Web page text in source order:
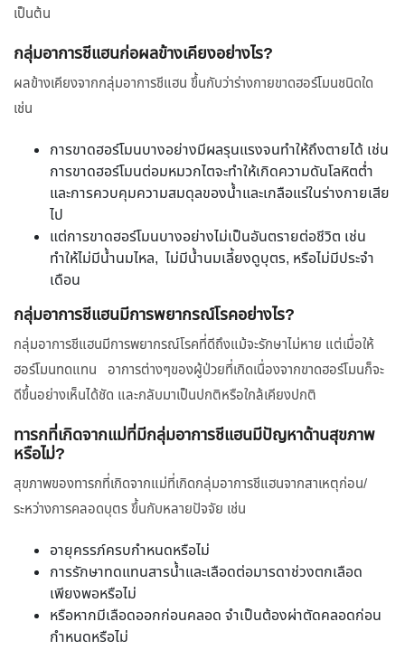
เป็นต้น
กลุ่มอาการชีแฮนก่อผลข้างเคียงอย่างไร?
ผลข้างเคียงจากกลุ่มอาการชีแฮน ขึ้นกับว่าร่างกายขาดฮอร์โมนชนิดใด
เช่น
การขาดฮอร์โมนบางอย่างมีผลรุนแรงจนทำให้ถึงตายได้ เช่น
การขาดฮอร์โมนต่อมหมวกไตจะทำให้เกิดความดันโลหิตต่ำ
และการควบคุมความสมดุลของน้ำและเกลือแร่ในร่างกายเสีย
ไป
แต่การขาดฮอร์โมนบางอย่างไม่เป็นอันตรายต่อชีวิต เช่น
ทำให้ไม่มีน้ำนมไหล, ไม่มีน้ำนมเลี้ยงดูบุตร, หรือไม่มีประจำ
เดือน
กลุ่มอาการชีแฮนมีการพยากรณ์โรคอย่างไร?
กลุ่มอาการชีแฮนมีการพยากรณ์โรคที่ดีถึงแม้จะรักษาไม่หาย แต่เมื่อให้
ฮอร์โมนทดแทน อาการต่างๆของผู้ป่วยที่เกิดเนื่องจากขาดฮอร์โมนก็จะ
ดีขึ้นอย่างเห็นได้ชัด และกลับมาเป็นปกติหรือใกล้เคียงปกติ
ทารกที่เกิดจากแม่ที่มีกลุ่มอาการชีแฮนมีปัญหาด้านสุขภาพ
หรือไม่?
สุขภาพของทารกที่เกิดจากแม่ที่เกิดกลุ่มอาการชีแฮนจากสาเหตุก่อน/
ระหว่างการคลอดบุตร ขึ้นกับหลายปัจจัย เช่น
อายุครรภ์ครบกำหนดหรือไม่
การรักษาทดแทนสารน้ำและเลือดต่อมารดาช่วงตกเลือด
เพียงพอหรือไม่
หรือหากมีเลือดออกก่อนคลอด จำเป็นต้องผ่าตัดคลอดก่อน
กำหนดหรือไม่